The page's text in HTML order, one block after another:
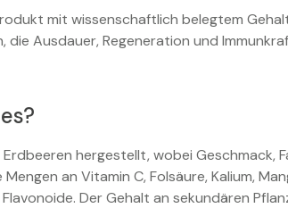
mit wissenschaftlich belegtem
Ausdauer, Regeneration und
hergestellt, wobei Geschmack,
an Vitamin C, Folsäure, Kalium,
Der Gehalt an sekundären